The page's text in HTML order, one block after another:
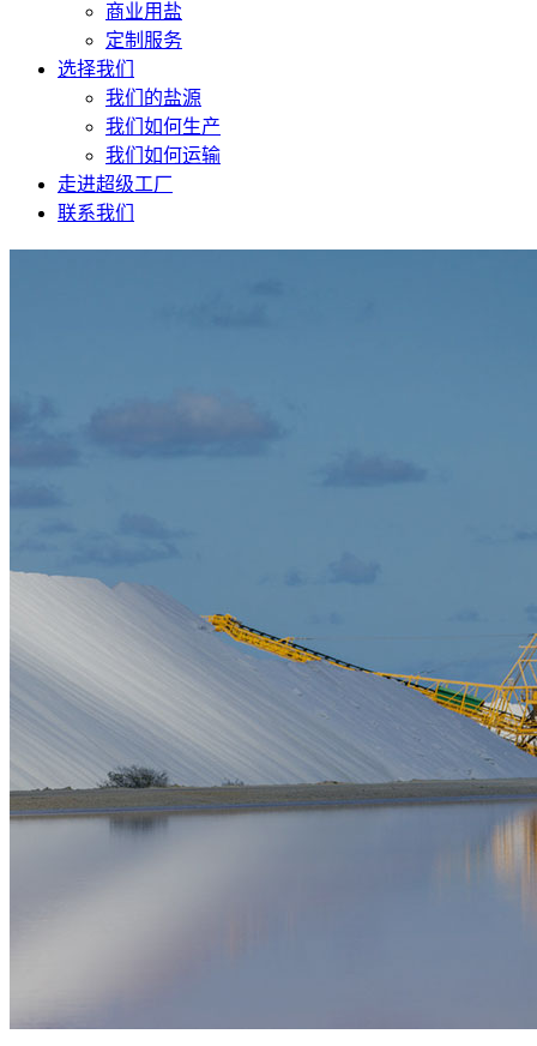
商业用盐
定制服务
选择我们
我们的盐源
我们如何生产
我们如何运输
走进超级工厂
联系我们